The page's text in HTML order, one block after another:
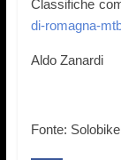
Classifiche
di-romagna-
Aldo Zanardi
Fonte: